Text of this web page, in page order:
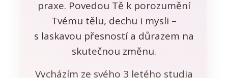
praxe. Povedou Tě k porozumění
Tvému tělu, dechu i mysli –
s laskavou přesností a důrazem na
skutečnou změnu.
Vycházím ze svého 3 letého studia